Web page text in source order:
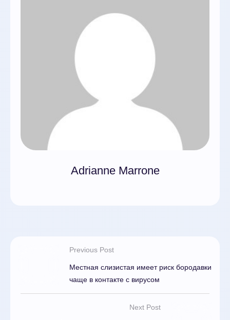
Adrianne Marrone
Previous Post
Местная слизистая имеет риск бородавки
чаще в контакте с вирусом
Next Post